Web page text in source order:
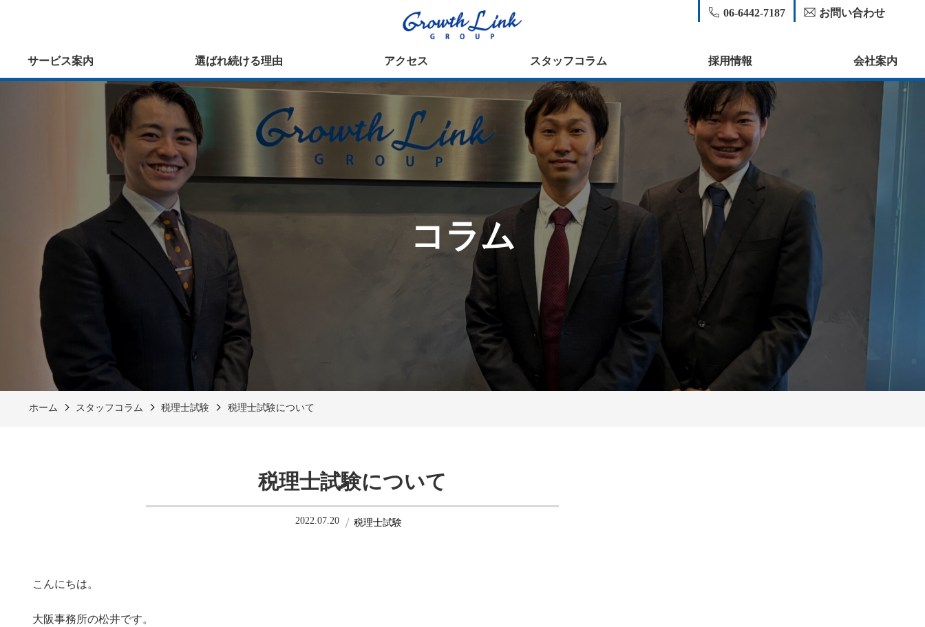
サービス案内 選ばれ続ける理由 アクセス スタッフコラム 採用情報 会社案内
06-6442-7187 お問い合わせ
コラム
ホーム スタッフコラム 税理士試験 税理士試験について
税理士試験について
2022.07.20 税理士試験
こんにちは。
大阪事務所の松井です。